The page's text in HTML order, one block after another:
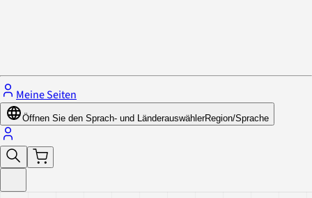
Meine Seiten
Öffnen Sie den Sprach- und LänderauswählerRegion/Sprache